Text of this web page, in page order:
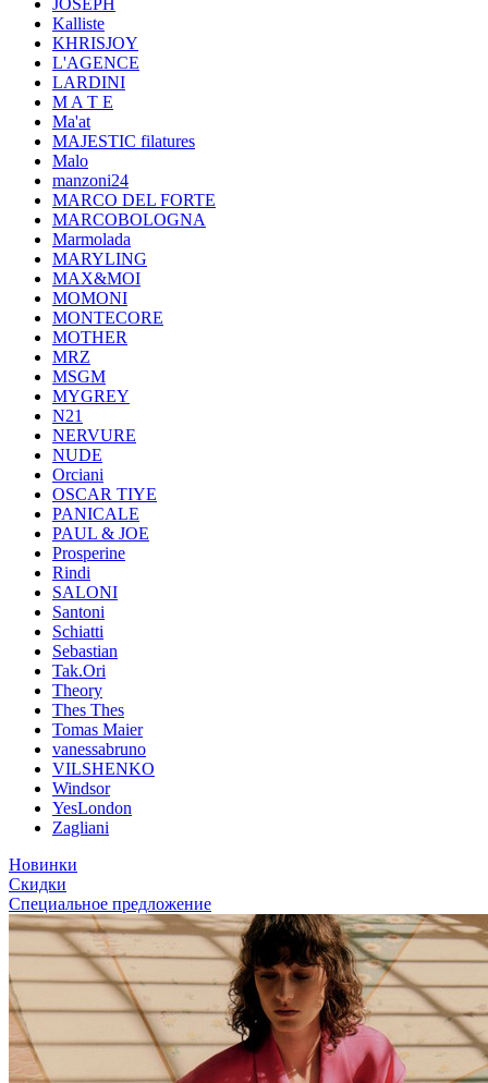
JOSEPH
Kalliste
KHRISJOY
L'AGENCE
LARDINI
M A T E
Ma'at
MAJESTIC filatures
Malo
manzoni24
MARCO DEL FORTE
MARCOBOLOGNA
Marmolada
MARYLING
MAX&MOI
MOMONI
MONTECORE
MOTHER
MRZ
MSGM
MYGREY
N21
NERVURE
NUDE
Orciani
OSCAR TIYE
PANICALE
PAUL & JOE
Prosperine
Rindi
SALONI
Santoni
Schiatti
Sebastian
Tak.Ori
Theory
Thes Thes
Tomas Maier
vanessabruno
VILSHENKO
Windsor
YesLondon
Zagliani
Новинки
Скидки
Специальное предложение